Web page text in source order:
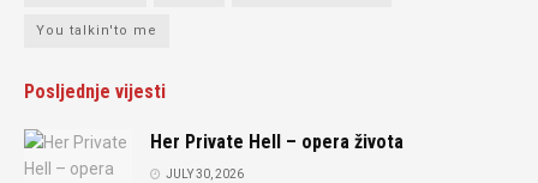
You talkin'to me
Posljednje vijesti
Her Private Hell – opera života
JULY 30, 2026